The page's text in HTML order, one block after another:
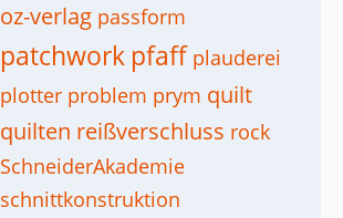
oz-verlag passform
patchwork pfaff plauderei
plotter problem prym quilt
quilten reißverschluss rock
SchneiderAkademie
schnittkonstruktion